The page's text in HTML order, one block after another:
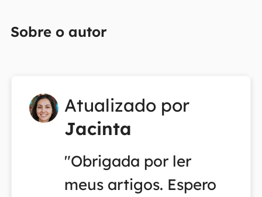
Sobre o autor
Atualizado por
Jacinta
"Obrigada por ler
meus artigos. Espero